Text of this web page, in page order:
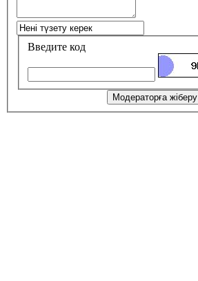
Введите код
Модераторға жіберу